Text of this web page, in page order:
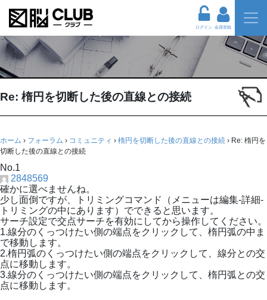
ログイン 会員登録
Re: 楕円を切断した後の直線との接続
ホーム › フォーラム › コミュニティ › 楕円を切断した後の直線との接続 › Re: 楕円を
切断した後の直線との接続
No.1
2848569
確かに選べませんね。
少し面倒ですが、トリミングコマンド（メニューは編集-詳細-
トリミングの中にあります）でできると思います。
サーチ設定で交点サーチを有効にしてから操作してください。
1.線分のくっつけたい側の端点をクリックして、楕円弧の中ま
で移動します。
2.楕円弧のくっつけたい側の端点をクリックして、線分との交
点に移動します。
3.線分のくっつけたい側の端点をクリックして、楕円弧との交
点に移動します。